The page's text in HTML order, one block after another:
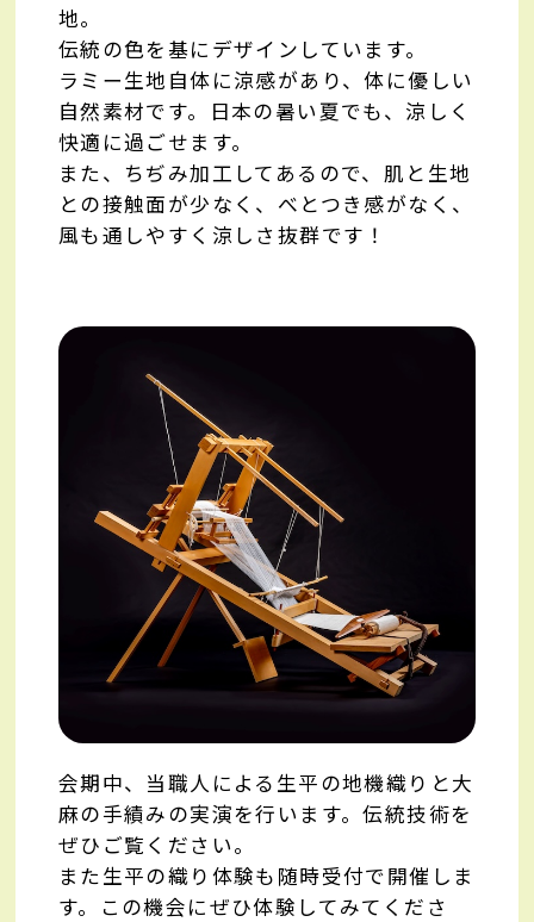
地。
伝統の色を基にデザインしています。
ラミー生地自体に涼感があり、体に優しい
自然素材です。日本の暑い夏でも、涼しく
快適に過ごせます。
また、ちぢみ加工してあるので、肌と生地
との接触面が少なく、べとつき感がなく、
風も通しやすく涼しさ抜群です！
会期中、当職人による生平の地機織りと大
麻の手績みの実演を行います。伝統技術を
ぜひご覧ください。
また生平の織り体験も随時受付で開催しま
す。この機会にぜひ体験してみてくださ